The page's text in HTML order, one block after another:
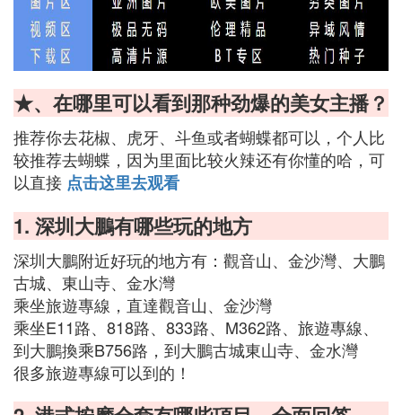
★、在哪里可以看到那种劲爆的美女主播？
推荐你去花椒、虎牙、斗鱼或者蝴蝶都可以，个人比
较推荐去蝴蝶，因为里面比较火辣还有你懂的哈，可
以直接 点击这里去观看
1. 深圳大鵬有哪些玩的地方
深圳大鵬附近好玩的地方有：觀音山、金沙灣、大鵬
古城、東山寺、金水灣
乘坐旅遊專線，直達觀音山、金沙灣
乘坐E11路、818路、833路、M362路、旅遊專線、
到大鵬換乘B756路，到大鵬古城東山寺、金水灣
很多旅遊專線可以到的！